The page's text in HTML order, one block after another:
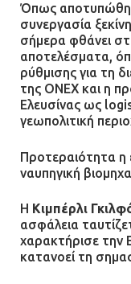
Όπως
συνεργασία
σήμερα φθάνει
αποτελέσματα,
ρύθμισης για τη
της ONEX και η
Ελευσίνας ως
γεωπολιτική
Προτεραιότητα η
ναυπηγική
Η Κιμπέρλι
ασφάλεια
χαρακτήρισε την
κατανοεί τη